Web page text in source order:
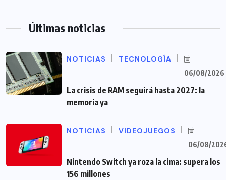
Últimas noticias
NOTICIAS TECNOLOGÍA
06/08/2026
La crisis de RAM seguirá hasta 2027: la
memoria ya
NOTICIAS VIDEOJUEGOS
06/08/
Nintendo Switch ya roza la cima: supera los
156 millones